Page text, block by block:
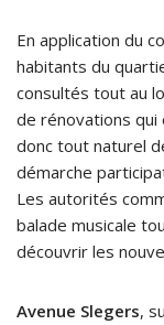
En application du
habitants du
consultés tout au
de rénovations
donc tout naturel
démarche
Les autorités
balade musicale
découvrir les
Avenue Slegers,